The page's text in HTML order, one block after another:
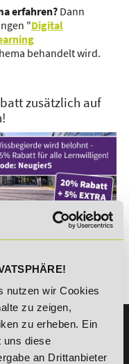
nutzen wir Cookies
zu zeigen,
zu erheben. Ein
uns diese
an Drittanbieter
erfahren? Dann
"Digital
behandelt wird.
zusätzlich auf
Rabatten